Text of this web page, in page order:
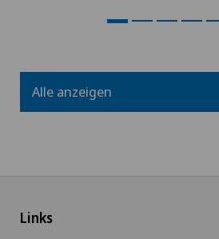
Alle anzeigen
Links